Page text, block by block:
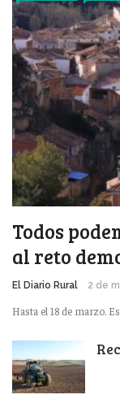
Todos
al reto
El Diario Rural 2 de
Hasta el 18 de marzo.